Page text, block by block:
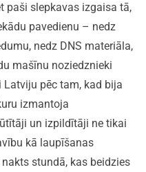
paši slepkavas izgaisa tā,
pavedienu – nedz
nedz DNS materiāla,
mašīnu noziedznieki
pēc tam, kad bija
izmantoja
un izpildītāji ne tikai
kā laupīšanas
stundā, kas beidzies